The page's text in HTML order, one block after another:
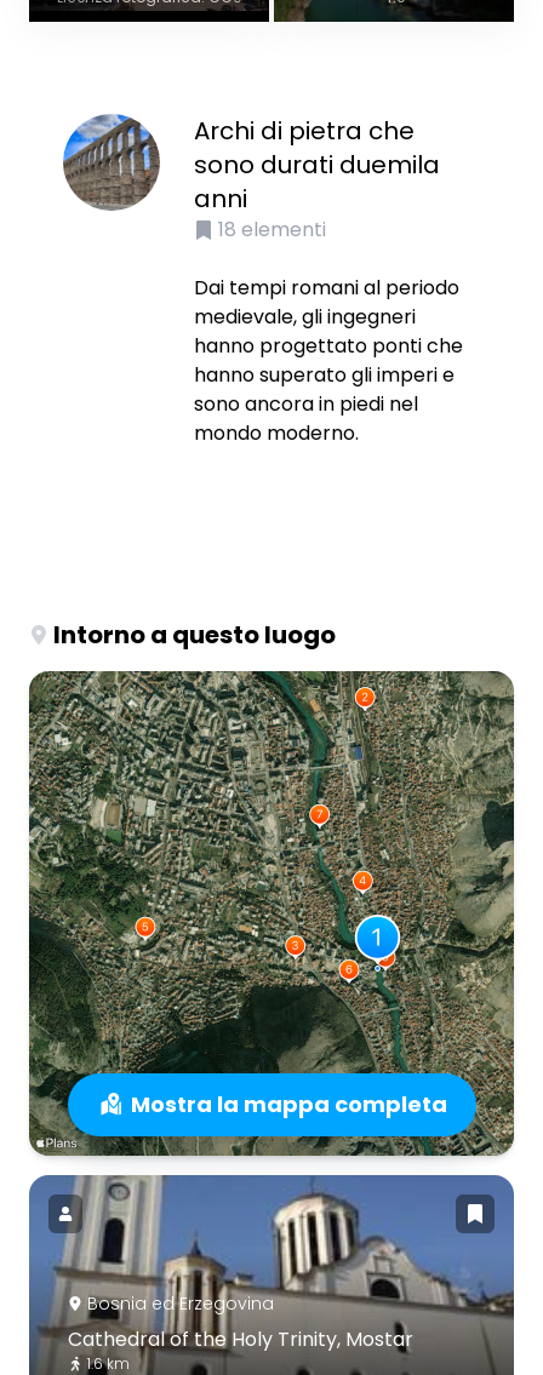
Archi di pietra che
sono durati duemila
anni
18 elementi
Dai tempi romani al periodo
medievale, gli ingegneri
hanno progettato ponti che
hanno superato gli imperi e
sono ancora in piedi nel
mondo moderno.
Intorno a questo luogo
Mostra la mappa completa
Bosnia ed Erzegovina
Cathedral of the Holy Trinity, Mostar
1.6 km